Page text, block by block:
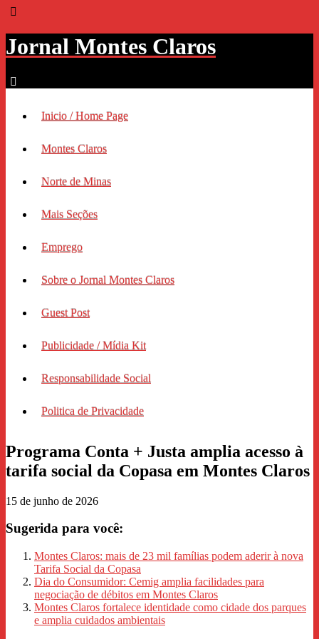
Jornal Montes Claros
Inicio / Home Page
Montes Claros
Norte de Minas
Mais Seções
Emprego
Sobre o Jornal Montes Claros
Guest Post
Publicidade / Mídia Kit
Responsabilidade Social
Politica de Privacidade
Programa Conta + Justa amplia acesso à
tarifa social da Copasa em Montes Claros
15 de junho de 2026
Sugerida para você:
Montes Claros: mais de 23 mil famílias podem aderir à nova
Tarifa Social da Copasa
Dia do Consumidor: Cemig amplia facilidades para
negociação de débitos em Montes Claros
Montes Claros fortalece identidade como cidade dos parques
e amplia cuidados ambientais